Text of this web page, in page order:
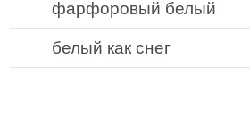
фарфоровый белый
белый как снег